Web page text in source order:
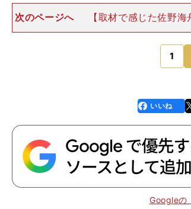
次のページへ
【取材で感じた佐野
の哲学があると思うので、いろんな角
通じて学ぶことができますね。 発見
クロスの蹴り
1
faceboo
k
いいね
Googleの